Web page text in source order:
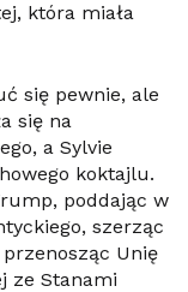
która miała
się pewnie, ale
się na
a Sylvie
koktajlu.
poddając w
szerząc
Unię
ze Stanami